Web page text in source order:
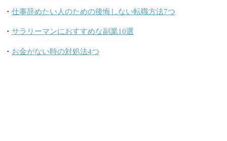
・ 仕事辞めたい人のための後悔しない転職方法7つ
・ サラリーマンにおすすめな副業10選
・ お金がない時の対処法4つ